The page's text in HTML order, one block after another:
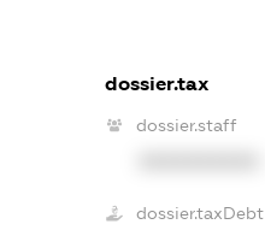
dossier.tax
dossier.staff
dossier.taxDebt